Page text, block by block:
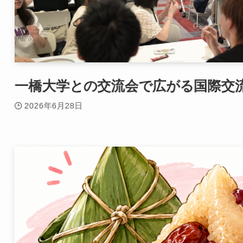
一橋大学との交流会で広がる国際交
2026年6月28日